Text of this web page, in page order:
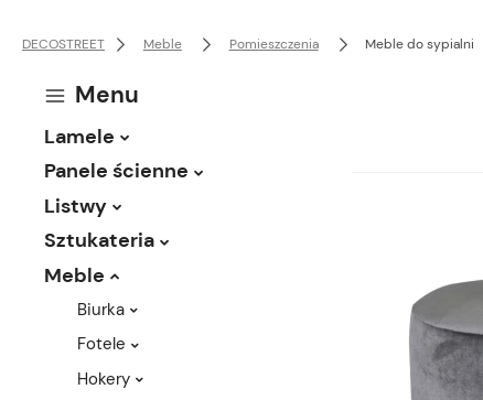
DECOSTREET Meble Pomieszczenia Meble do sypialni
Menu
Lamele
Panele ścienne
Listwy
Sztukateria
Meble
Biurka
Fotele
Hokery